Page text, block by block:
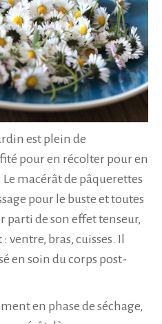
est plein de
pour en récolter pour en
macérât de pâquerettes
pour le buste et toutes
parti de son effet tenseur,
bras, cuisses. Il
en soin du corps post-
en phase de séchage,